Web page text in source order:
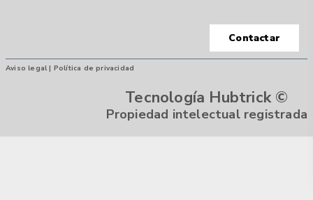
Contactar
Aviso legal | Política de privacidad
Tecnología Hubtrick ©
Propiedad intelectual registrada